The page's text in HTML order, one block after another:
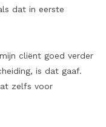
dat in eerste
cliënt goed verder
is dat gaaf.
zelfs voor